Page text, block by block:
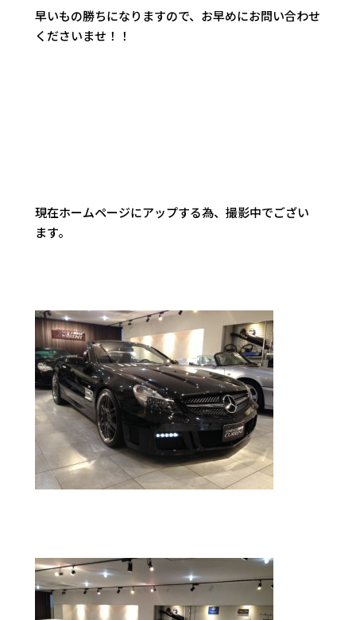
早いもの勝ちになりますので、お早めにお問い合わせ
くださいませ！！
現在ホームページにアップする為、撮影中でござい
ます。